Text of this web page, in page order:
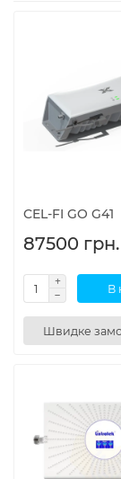
CEL-FI GO G41
87500 грн.
В
Швидке